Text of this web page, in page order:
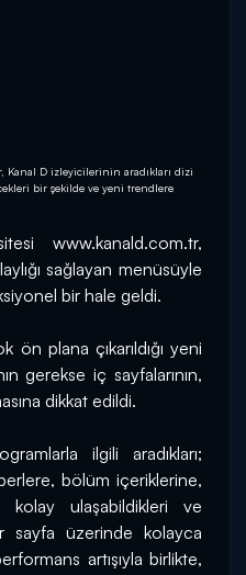
Kanal D izleyicilerinin aradıkları dizi
bir şekilde ve yeni trendlere
www.kanald.com.tr,
sağlayan menüsüyle
bir hale geldi.
plana çıkarıldığı yeni
gerekse iç sayfalarının,
dikkat edildi.
ilgili aradıkları;
bölüm içeriklerine,
ulaşabildikleri ve
sayfa üzerinde kolayca
artışıyla birlikte,